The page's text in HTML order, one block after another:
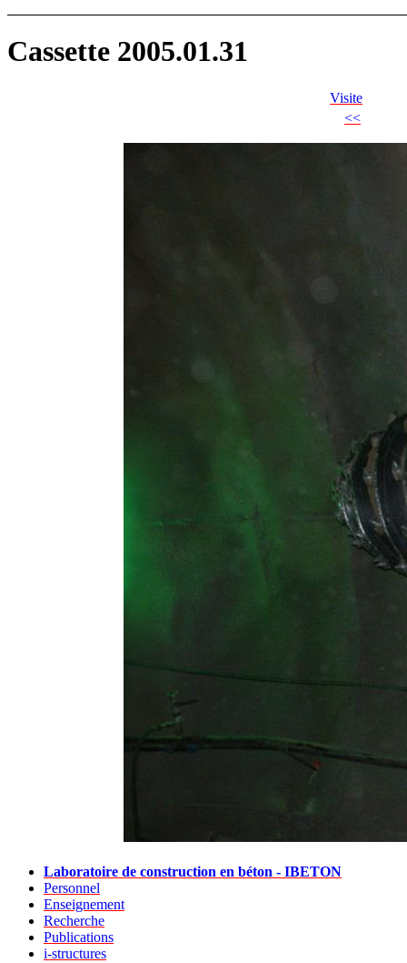
Cassette 2005.01.31
Visite
<<
Laboratoire de construction en béton - IBETON
Personnel
Enseignement
Recherche
Publications
i-structures